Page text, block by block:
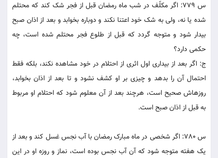
س 779: اگر مکلّف در شب ماه رمضان قبل از فجر شک کند که محتلم
شده يا نه، ولى به شک خود اعتنا نکند و دوباره بخوابد و بعد از اذان صبح
بيدار شود و متوجه گردد که قبل از طلوع فجر محتلم شده است، چه
حکمى دارد؟
ج: اگر بعد از بيدارى اول اثرى از احتلام در خود مشاهده نکند، بلکه فقط
احتمال آن را بدهد و چيزى بر او کشف نشود و تا بعد از اذان بخوابد،
روزه‏اش صحيح است، هرچند بعد از آن معلوم شود که احتلام او مربوط
به قبل از اذان صبح است.
س 780: اگر شخصى در ماه مبارک رمضان با آب نجس غسل کند و بعد از
يک هفته متوجه شود که آن آب نجس بوده است، نماز و روزه او در اين